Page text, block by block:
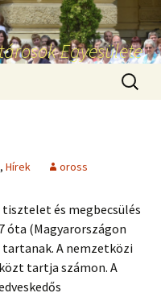
Egyesülete
, Hírek oross
és megbecsülés
óta (Magyarországon
tartanak. A nemzetközi
tartja számon. A